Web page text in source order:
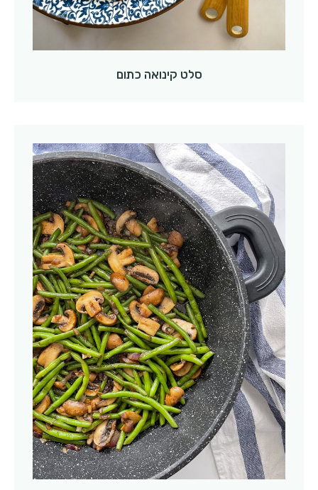
סלט קינואה כתום